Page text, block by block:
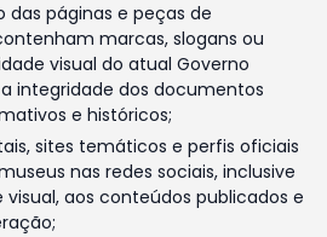
das páginas e peças de
marcas, slogans ou
visual do atual Governo
integridade dos documentos
e históricos;
sites temáticos e perfis oficiais
nas redes sociais, inclusive
aos conteúdos publicados e